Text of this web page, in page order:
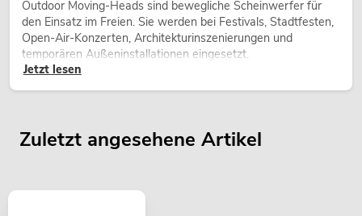
Outdoor Moving-Heads sind bewegliche Scheinwerfer für
den Einsatz im Freien. Sie werden bei Festivals, Stadtfesten,
Open-Air-Konzerten, Architekturinszenierungen und
temporären Außeninstallationen eingesetzt.
Jetzt lesen
Zuletzt angesehene Artikel